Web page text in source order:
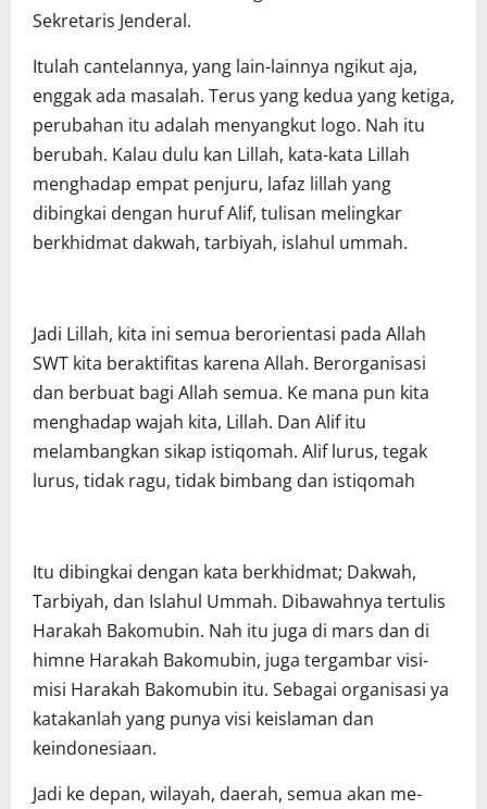
Sekretaris Jenderal.
Itulah cantelannya, yang lain-lainnya ngikut aja,
enggak ada masalah. Terus yang kedua yang ketiga,
perubahan itu adalah menyangkut logo. Nah itu
berubah. Kalau dulu kan Lillah, kata-kata Lillah
menghadap empat penjuru, lafaz lillah yang
dibingkai dengan huruf Alif, tulisan melingkar
berkhidmat dakwah, tarbiyah, islahul ummah.
Jadi Lillah, kita ini semua berorientasi pada Allah
SWT kita beraktifitas karena Allah. Berorganisasi
dan berbuat bagi Allah semua. Ke mana pun kita
menghadap wajah kita, Lillah. Dan Alif itu
melambangkan sikap istiqomah. Alif lurus, tegak
lurus, tidak ragu, tidak bimbang dan istiqomah
Itu dibingkai dengan kata berkhidmat; Dakwah,
Tarbiyah, dan Islahul Ummah. Dibawahnya tertulis
Harakah Bakomubin. Nah itu juga di mars dan di
himne Harakah Bakomubin, juga tergambar visi-
misi Harakah Bakomubin itu. Sebagai organisasi ya
katakanlah yang punya visi keislaman dan
keindonesiaan.
Jadi ke depan, wilayah, daerah, semua akan me-